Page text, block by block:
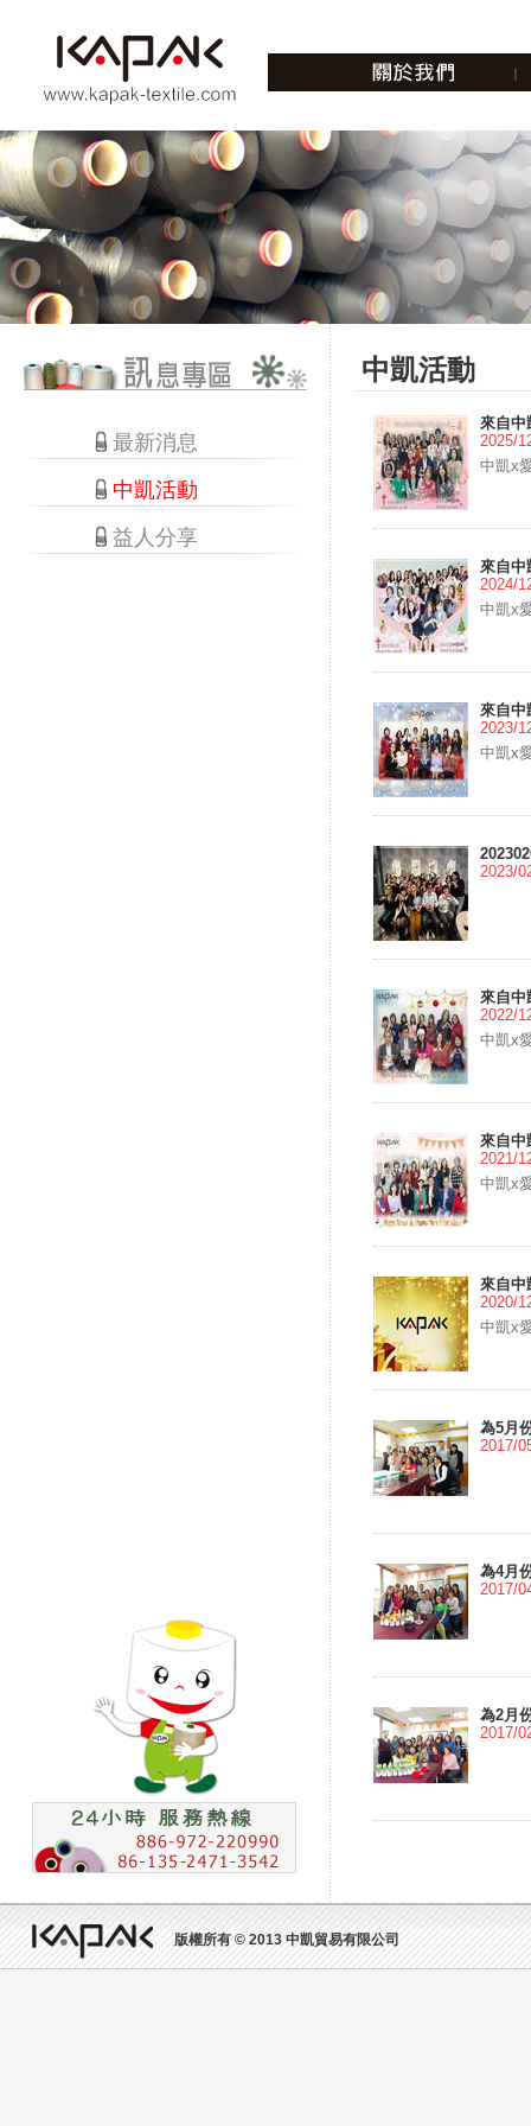
最新消息
中凱活動
益人分享
中凱活動
來自中
2025/
中凱x
來自中
2024/
中凱x
來自中
2023/
中凱x
2023/
來自中
2022/
中凱x
來自中
2021/
中凱x
來自中
2020/
中凱x
為5月
2017/
為4月
2017/
為2月
2017/
版權所有 © 2013 中凱貿易有限公司